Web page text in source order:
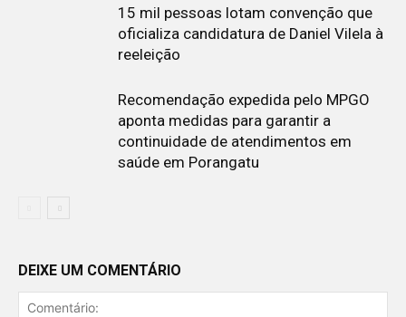
15 mil pessoas lotam convenção que
oficializa candidatura de Daniel Vilela à
reeleição
Recomendação expedida pelo MPGO
aponta medidas para garantir a
continuidade de atendimentos em
saúde em Porangatu
DEIXE UM COMENTÁRIO